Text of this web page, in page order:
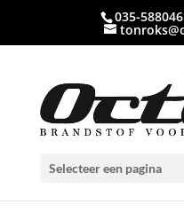
035-
Selecteer een pagina